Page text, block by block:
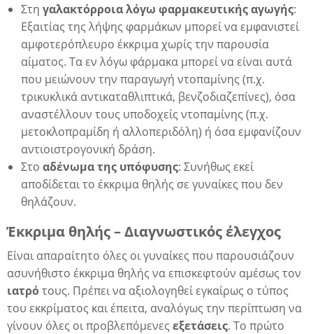
Στη γαλακτόρροια λόγω φαρμακευτικής αγωγής:
Εξαιτίας της λήψης φαρμάκων μπορεί να εμφανιστεί
αμφοτερόπλευρο έκκριμα χωρίς την παρουσία
αίματος. Τα εν λόγω φάρμακα μπορεί να είναι αυτά
που μειώνουν την παραγωγή ντοπαμίνης (π.χ.
τρικυκλικά αντικαταθλιπτικά, βενζοδιαζεπίνες), όσα
αναστέλλουν τους υποδοχείς ντοπαμίνης (π.χ.
μετοκλοπραμίδη ή αλλοπεριδόλη) ή όσα εμφανίζουν
αντιοιστρογονική δράση.
Στο αδένωμα της υπόφυσης: Συνήθως εκεί
αποδίδεται το έκκριμα θηλής σε γυναίκες που δεν
θηλάζουν.
Έκκριμα θηλής – Διαγνωστικός έλεγχος
Είναι απαραίτητο όλες οι γυναίκες που παρουσιάζουν
ασυνήθιστο έκκριμα θηλής να επισκεφτούν αμέσως τον
ιατρότους. Πρέπει να αξιολογηθεί εγκαίρως ο τύπος
του εκκρίματος και έπειτα, αναλόγως την περίπτωση να
γίνουν όλες οι προβλεπόμενες εξετάσεις. Το πρώτο